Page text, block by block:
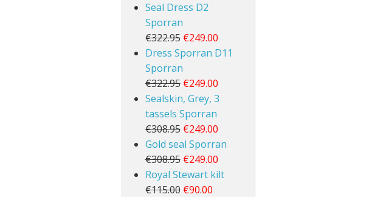
Seal Dress D2
Sporran
€322.95 €249.00
Dress Sporran D11
Sporran
€322.95 €249.00
Sealskin, Grey, 3
tassels Sporran
€308.95 €249.00
Gold seal Sporran
€308.95 €249.00
Royal Stewart kilt
€115.00 €90.00